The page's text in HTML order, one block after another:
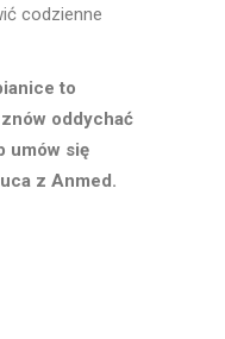
codzienne
to
oddychać
umów się
z Anmed.